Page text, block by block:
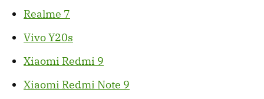
Realme 7
Vivo Y20s
Xiaomi Redmi 9
Xiaomi Redmi Note 9